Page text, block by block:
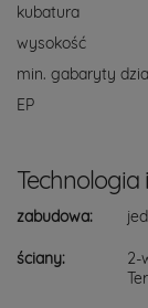
kubatura
wysokość
min. gabaryty
EP
zabudowa:
ściany:
2-